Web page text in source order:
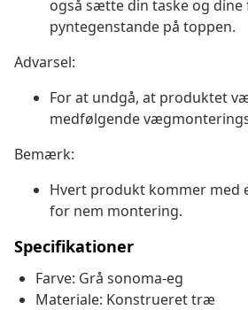
også sætte din taske og
pyntegenstande på toppen.
Advarsel:
For at undgå, at produktet
medfølgende
Bemærk:
Hvert produkt kommer med
for nem montering.
Specifikationer
Farve: Grå sonoma-eg
Materiale: Konstrueret træ